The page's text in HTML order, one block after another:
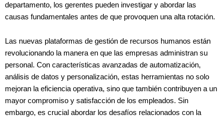
departamento, los gerentes pueden investigar y abordar las
causas fundamentales antes de que provoquen una alta rotación.
Las nuevas plataformas de gestión de recursos humanos están
revolucionando la manera en que las empresas administran su
personal. Con características avanzadas de automatización,
análisis de datos y personalización, estas herramientas no solo
mejoran la eficiencia operativa, sino que también contribuyen a un
mayor compromiso y satisfacción de los empleados. Sin
embargo, es crucial abordar los desafíos relacionados con la